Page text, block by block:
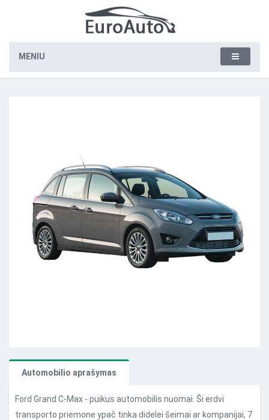
MENIU
Automobilio aprašymas
Ford Grand C-Max - puikus automobilis nuomai. Ši erdvi
transporto priemone ypač tinka didelei šeimai ar kompanijai, 7